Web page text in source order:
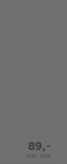
89,-
Inkl. MVA